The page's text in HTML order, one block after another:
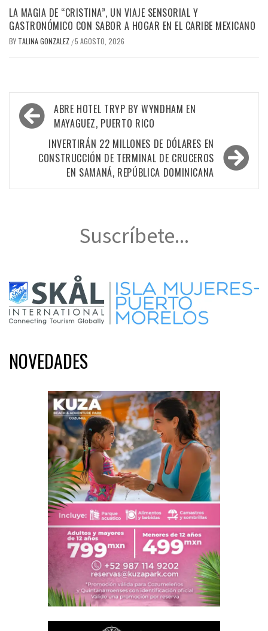
LA MAGIA DE “CRISTINA”, UN VIAJE SENSORIAL Y
GASTRONÓMICO CON SABOR A HOGAR EN EL CARIBE MEXICANO
BY TALINA GONZALEZ /5 AGOSTO, 2026
Navegación
de
entradas
ABRE HOTEL TRYP BY WYNDHAM EN
MAYAGUEZ, PUERTO RICO
INVERTIRÁN 22 MILLONES DE DÓLARES EN
CONSTRUCCIÓN DE TERMINAL DE CRUCEROS
EN SAMANÁ, REPÚBLICA DOMINICANA
Suscríbete...
NOVEDADES